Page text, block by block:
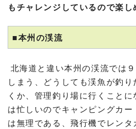
もチャレンジしているので楽し
■本州の渓流
北海道と違い本州の渓流では
しまう、どうしても渓魚が釣
くか、管理釣り場に行くこと
は忙しいのでキャンピングカ
は無理である、飛行機でレンタ